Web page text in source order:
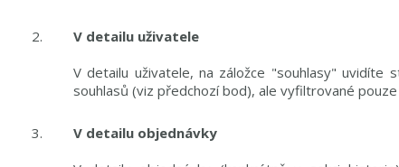
V detailu uživatele
V detailu uživatele, na záložce "souhlasy" uvidíte
souhlasů (viz předchozí bod), ale vyfiltrované
V detailu objednávky